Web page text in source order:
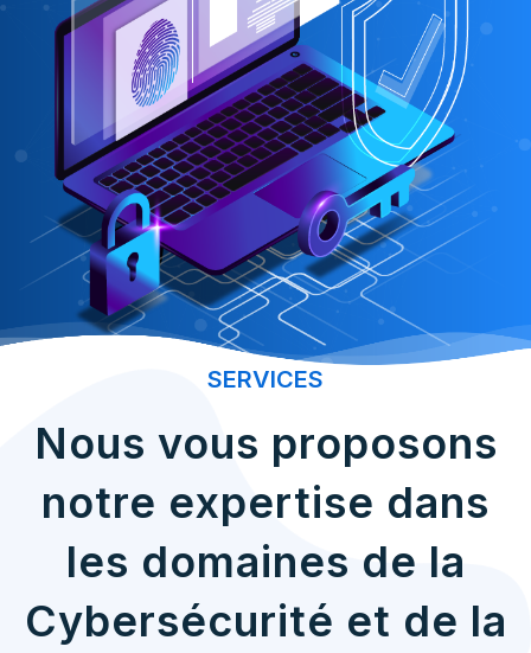
SERVICES
Nous vous proposons
notre expertise dans
les domaines de la
Cybersécurité et de la